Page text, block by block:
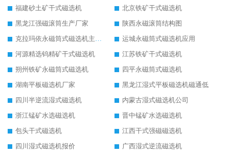
福建砂土矿干式磁选机
北京铁矿干式磁选机
黑龙江强磁滚筒生产厂家
陕西永磁滚筒结构图
克拉玛依永磁筒式磁选机主要技术参数
运城永磁筒式磁选机应用
河源精选钨精矿干式磁选机
江苏铁矿干式磁选机
朔州铁矿永磁筒式磁选机
四平永磁筒式磁选机
湖南平板磁选机厂家
黑龙江湿式平板磁选机磁通低
四川半逆流湿式磁选机
内蒙古湿式磁选机公司
浙江锰矿水选磁选机
晋中锰矿水选磁选机
包头干式磁选机
江西干式强磁磁选机
四川湿式磁选机报价
广西湿式逆流磁选机